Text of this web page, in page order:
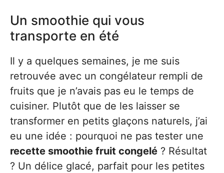
Un smoothie qui vous
transporte en été
Il y a quelques semaines, je me suis
retrouvée avec un congélateur rempli de
fruits que je n’avais pas eu le temps de
cuisiner. Plutôt que de les laisser se
transformer en petits glaçons naturels, j’ai
eu une idée : pourquoi ne pas tester une
recette smoothie fruit congelé ? Résultat
? Un délice glacé, parfait pour les petites